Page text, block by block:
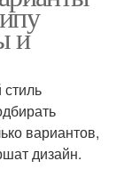
и
вариантов,
дизайн.